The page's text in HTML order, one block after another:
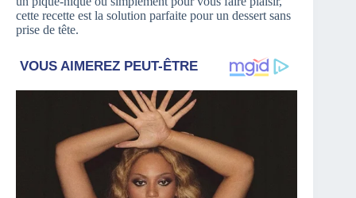
cette recette est la solution parfaite pour un dessert sans
prise de tête.